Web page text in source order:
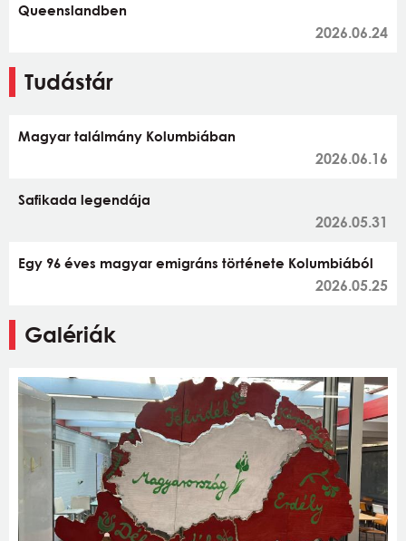
Queenslandben
2026.06.24
Tudástár
Magyar találmány Kolumbiában
2026.06.16
Safikada legendája
2026.05.31
Egy 96 éves magyar emigráns története Kolumbiából
2026.05.25
Galériák